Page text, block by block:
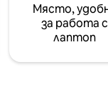
Място,
за работа с
лаптоп